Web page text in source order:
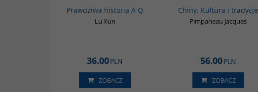
Prawdziwa historia A Q
Lu Xun
36.00PLN
ZOBACZ
Chiny. Kultura i tradycje
Pimpaneau Jacques
56.00PLN
ZOBACZ